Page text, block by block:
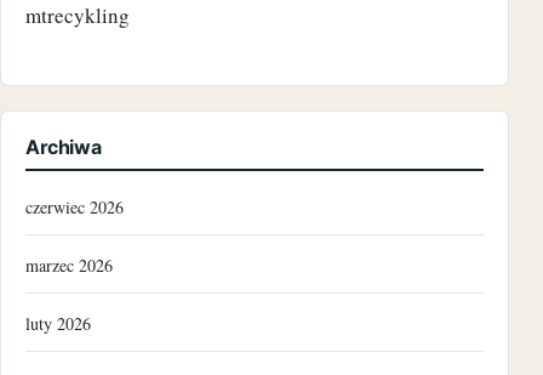
mtrecykling
Archiwa
czerwiec 2026
marzec 2026
luty 2026